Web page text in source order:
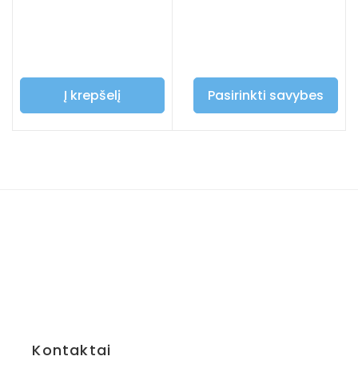
Į krepšelį Pasirinkti savybes
Kontaktai